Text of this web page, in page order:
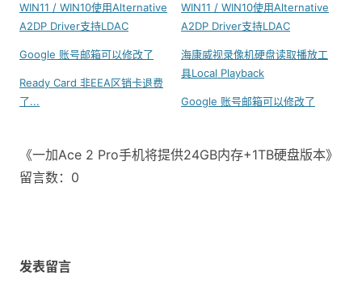
WIN11 / WIN10使用Alternative
A2DP Driver支持LDAC
Google 账号邮箱可以修改了
Ready Card 非EEA区销卡退费
了...
WIN11 / WIN10使用Alternative
A2DP Driver支持LDAC
海康威视录像机硬盘读取播放工
具Local Playback
Google 账号邮箱可以修改了
《一加Ace 2 Pro手机将提供24GB内存+1TB硬盘版本》
留言数：0
发表留言